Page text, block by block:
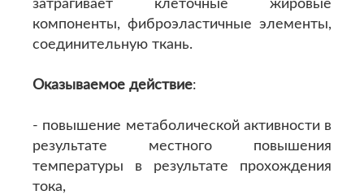
затрагивает клеточные жировые
компоненты, фиброэластичные элементы,
соединительную ткань.
Оказываемое действие:
- повышение метаболической активности в
результате местного повышения
температуры в результате прохождения
тока,